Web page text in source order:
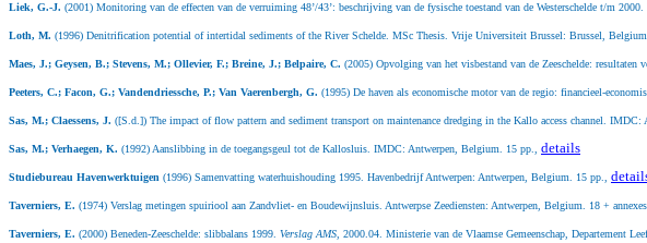
Liek, G.-J. (2001) Monitoring van de effecten van de verruiming 48’/43’: beschrijving van de fysische toestand van de Westerschelde t/m 2000.
Loth, M. (1996) Denitrification potential of intertidal sediments of the River Schelde. MSc Thesis. Vrije Universiteit Brussel: Brussel,
Maes, J.; Geysen, B.; Stevens, M.; Ollevier, F.; Breine, J.; Belpaire, C. (2005) Opvolging van het visbestand van de Zeeschelde: resultaten
Peeters, C.; Facon, G.; Vandendriessche, P.; Van Vaerenbergh, G. (1995) De haven als economische motor van de regio: financieel-
Sas, M.; Claessens, J. ([S.d.]) The impact of flow pattern and sediment transport on maintenance dredging in the Kallo access channel.
Sas, M.; Verhaegen, K. (1992) Aanslibbing in de toegangsgeul tot de Kallosluis. IMDC: Antwerpen, Belgium. 15 pp., details
Studiebureau Havenwerktuigen (1996) Samenvatting waterhuishouding 1995. Havenbedrijf Antwerpen: Antwerpen, Belgium. 15 pp.,
Taverniers, E. (1974) Verslag metingen spuiriool aan Zandvliet- en Boudewijnsluis. Antwerpse Zeediensten: Antwerpen, Belgium. 18 +
Taverniers, E. (2000) Beneden-Zeeschelde: slibbalans 1999. Verslag AMS, 2000.04. Ministerie van de Vlaamse Gemeenschap, Departement